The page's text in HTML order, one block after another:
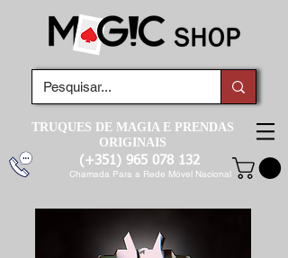
TRUQUES DE MAGIA E PRENDAS
ORIGINAIS
(+351) 965 078 132
Chamada Para a Rede Móvel Nacional